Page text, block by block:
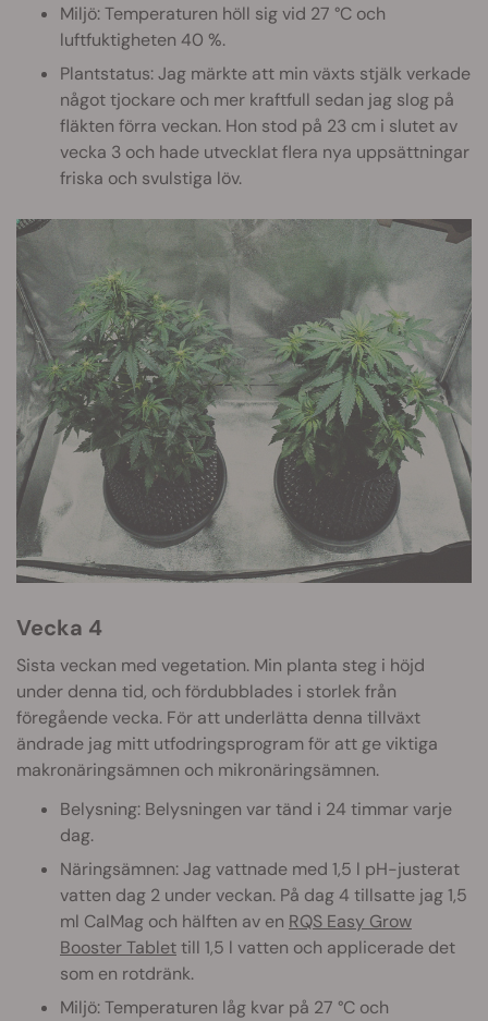
Miljö: Temperaturen höll sig vid 27 °C och
luftfuktigheten 40 %.
Plantstatus: Jag märkte att min växts stjälk verkade
något tjockare och mer kraftfull sedan jag slog på
fläkten förra veckan. Hon stod på 23 cm i slutet av
vecka 3 och hade utvecklat flera nya uppsättningar
friska och svulstiga löv.
Vecka 4
Sista veckan med vegetation. Min planta steg i höjd
under denna tid, och fördubblades i storlek från
föregående vecka. För att underlätta denna tillväxt
ändrade jag mitt utfodringsprogram för att ge viktiga
makronäringsämnen och mikronäringsämnen.
Belysning: Belysningen var tänd i 24 timmar varje
dag.
Näringsämnen: Jag vattnade med 1,5 l pH-justerat
vatten dag 2 under veckan. På dag 4 tillsatte jag 1,5
ml CalMag och hälften av en RQS Easy Grow
Booster Tablettill 1,5 l vatten och applicerade det
som en rotdränk.
Miljö: Temperaturen låg kvar på 27 °C och